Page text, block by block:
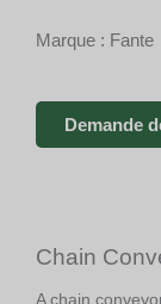
Marque : Fante
Demande
Chain
A chain